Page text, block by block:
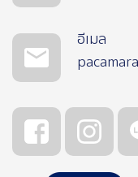
อีเมล